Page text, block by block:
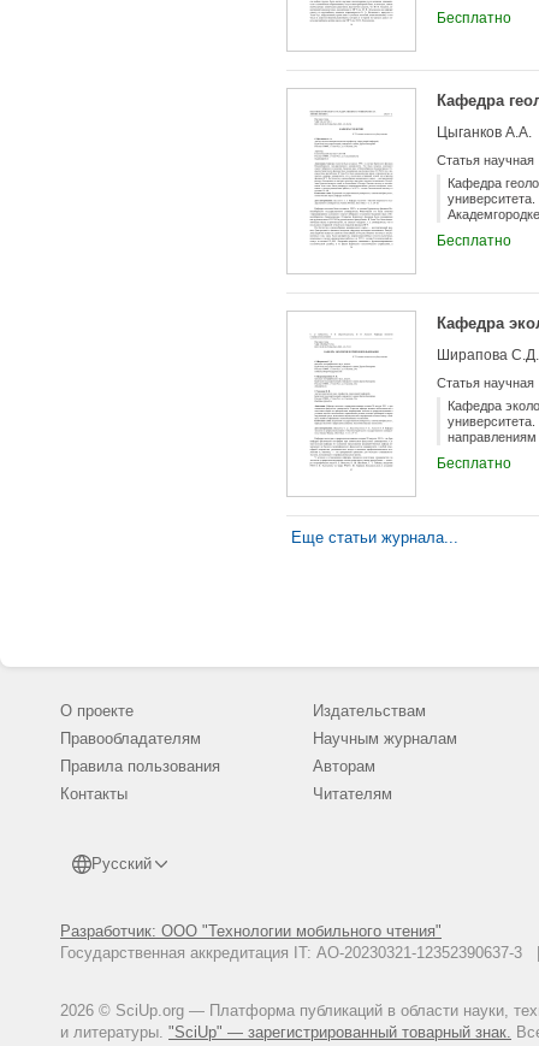
первого
Бесплатно
Кафедра
Цыганков А.А.
Статья научная
Кафедра
годы здесь
Бесплатно
Кафедра
Ширапова
Статья научная
Кафедра
направлениям
Закону о
Бесплатно
Еще статьи журнала...
О проекте
Правообладателям
Правила пользования
Контакты
Русский
Разработчик: ООО "Технологии мобильного чтения"
Государственная аккредитация IT: АО-20230321-
2026 © SciUp.org — Платформа публикаций в области науки,
и литературы. "SciUp" — зарегистрированный товарный знак.
Издательствам
Научным журналам
Авторам
Читателям